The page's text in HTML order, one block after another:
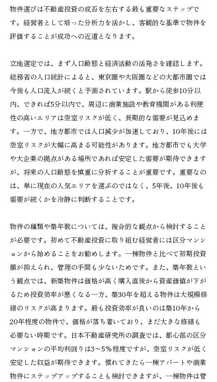
物件選びは不動産投資の成否を左右する最も重要なステップで
す。経営者として培った分析力を活かし、客観的な基準で物件を
評価することが成功への近道となります。
立地選定では、まず人口動態と経済活動の活発さを確認します。
総務省の人口統計によると、東京圏や大阪圏などの大都市圏では
今後も人口流入が続くと予測されています。駅から徒歩10分以
内、できれば5分以内で、周辺に商業施設や教育機関がある利便
性の高いエリアは空室リスクが低く、長期的な需要が見込めま
す。一方で、地方都市では人口減少が加速しており、10年後には
空室リスクが大幅に高まる可能性があります。地方都市でも大学
や大企業の拠点がある場所であれば安定した需要が期待できます
が、将来の人口動態を慎重に分析することが重要です。重要なの
は、単に現在の人気エリアを選ぶのではなく、5年後、10年後も
需要が続くかを冷静に判断することです。
物件の種類や築年数については、複合的な観点から検討すること
が必要です。初めて不動産投資に取り組む経営者には区分マンシ
ョンから始めることをお勧めします。一棟物件と比べて初期投資
額が抑えられ、管理の手間も少ないためです。また、築年数とい
う観点では、新築物件は価格が高く購入直後から資産価値が下が
るため投資効率が悪くなる一方、築30年を超える物件は大規模修
繕のリスクが高まります。最も投資効率が良いのは築10年から
20年程度の物件で、価格が落ち着いており、まだ大きな修繕も
必要ない時期です。日本不動産研究所の調査では、都心部の区分
マンションの平均利回りは3〜5%程度ですが、空室リスクが低く
安定した収益が期待できます。慣れてきたら一棟アパートや商業
物件にステップアップすることも検討できますが、一棟物件は管